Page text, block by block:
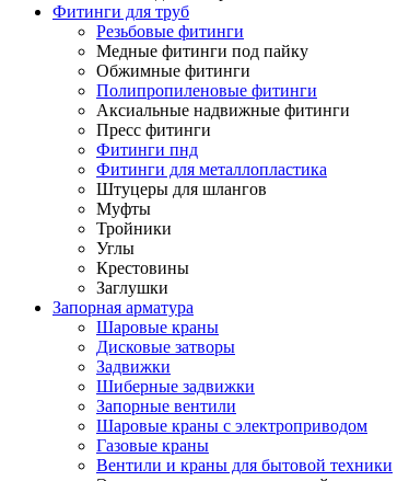
Фитинги для труб
Резьбовые фитинги
Медные фитинги под пайку
Обжимные фитинги
Полипропиленовые фитинги
Аксиальные надвижные фитинги
Пресс фитинги
Фитинги пнд
Фитинги для металлопластика
Штуцеры для шлангов
Муфты
Тройники
Углы
Крестовины
Заглушки
Запорная арматура
Шаровые краны
Дисковые затворы
Задвижки
Шиберные задвижки
Запорные вентили
Шаровые краны с электроприводом
Газовые краны
Вентили и краны для бытовой техники